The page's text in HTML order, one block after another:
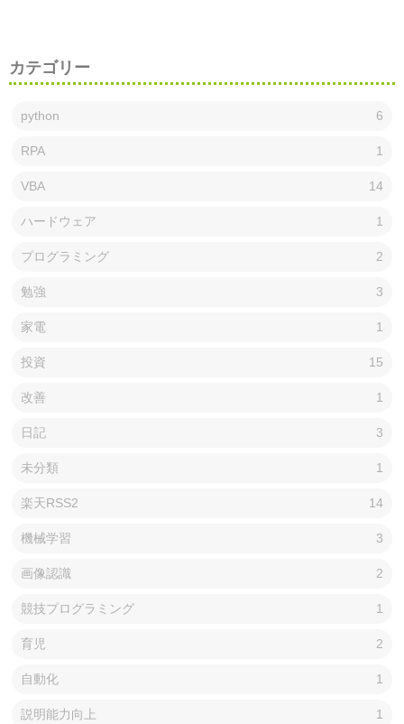
カテゴリー
python 6
RPA 1
VBA 14
ハードウェア 1
プログラミング 2
勉強 3
家電 1
投資 15
改善 1
日記 3
未分類 1
楽天RSS2 14
機械学習 3
画像認識 2
競技プログラミング 1
育児 2
自動化 1
説明能力向上 1